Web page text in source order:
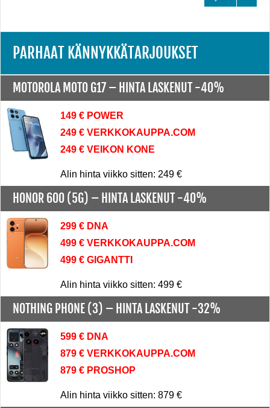
PARHAAT KÄNNYKKÄTARJOUKSET
MOTOROLA MOTO G17 – HINTA LASKENUT -40%
149 € POWER
249 € VERKKOKAUPPA.COM
249 € VEIKON KONE
Alin hinta viikko sitten: 249 €
HONOR 600 (5G) – HINTA LASKENUT -40%
299 € DNA
499 € VERKKOKAUPPA.COM
499 € GIGANTTI
Alin hinta viikko sitten: 499 €
NOTHING PHONE (3) – HINTA LASKENUT -32%
599 € DNA
879 € VERKKOKAUPPA.COM
879 € PROSHOP
Alin hinta viikko sitten: 879 €